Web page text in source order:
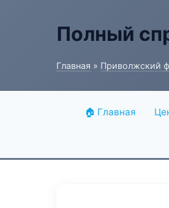
Полный
Главная » Приволжский
🏠 Главная